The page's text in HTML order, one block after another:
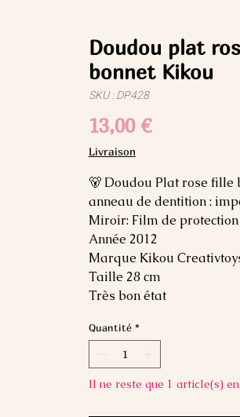
Doudou plat
bonnet Kikou
SKU : DP428
13,00 €Prix
Livraison
🐻 Doudou Plat rose fille
anneau de dentition :
Miroir: Film de
Année 2012
Marque Kikou
Taille 28 cm
Très bon état
Quantité *
Il ne reste que 1 article(s)